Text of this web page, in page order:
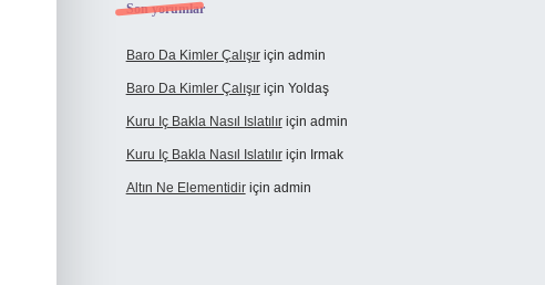
Son yorumlar
Baro Da Kimler Çalışıriçin admin
Baro Da Kimler Çalışıriçin Yoldaş
Kuru Iç Bakla Nasıl Islatılıriçin admin
Kuru Iç Bakla Nasıl Islatılıriçin Irmak
Altın Ne Elementidiriçin admin